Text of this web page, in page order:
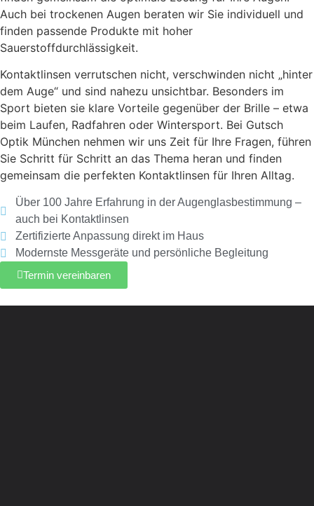
Auch bei trockenen Augen beraten wir Sie individuell und
finden passende Produkte mit hoher
Sauerstoffdurchlässigkeit.
Kontaktlinsen verrutschen nicht, verschwinden nicht „hinter
dem Auge“ und sind nahezu unsichtbar. Besonders im
Sport bieten sie klare Vorteile gegenüber der Brille – etwa
beim Laufen, Radfahren oder Wintersport. Bei Gutsch
Optik München nehmen wir uns Zeit für Ihre Fragen, führen
Sie Schritt für Schritt an das Thema heran und finden
gemeinsam die perfekten Kontaktlinsen für Ihren Alltag.
Über 100 Jahre Erfahrung in der Augenglasbestimmung –
auch bei Kontaktlinsen
Zertifizierte Anpassung direkt im Haus
Modernste Messgeräte und persönliche Begleitung
Termin vereinbaren